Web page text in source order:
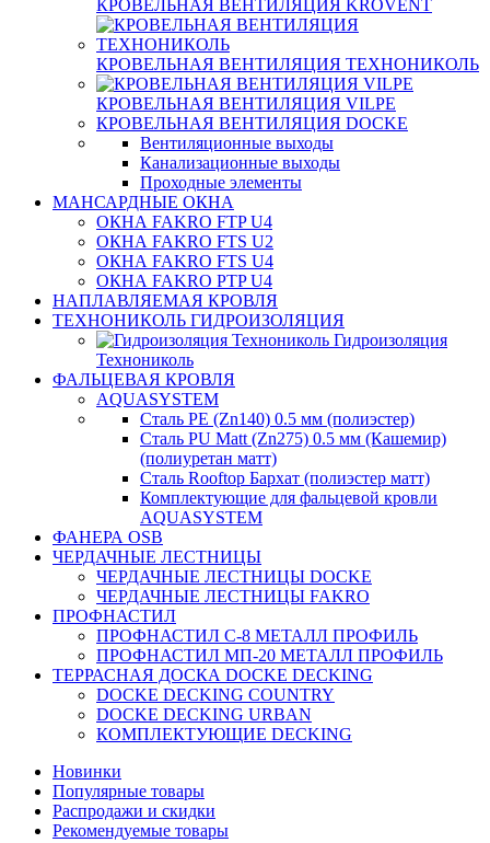
КРОВЕЛЬНАЯ ВЕНТИЛЯЦИЯ KROVENT
КРОВЕЛЬНАЯ ВЕНТИЛЯЦИЯ ТЕХНОНИКОЛЬ
КРОВЕЛЬНАЯ ВЕНТИЛЯЦИЯ VILPE
КРОВЕЛЬНАЯ ВЕНТИЛЯЦИЯ DOCKE
Вентиляционные выходы
Канализационные выходы
Проходные элементы
МАНСАРДНЫЕ ОКНА
ОКНА FAKRO FTP U4
ОКНА FAKRO FTS U2
ОКНА FAKRO FTS U4
ОКНА FAKRO PTP U4
НАПЛАВЛЯЕМАЯ КРОВЛЯ
ТЕХНОНИКОЛЬ ГИДРОИЗОЛЯЦИЯ
Гидроизоляция
Технониколь
ФАЛЬЦЕВАЯ КРОВЛЯ
AQUASYSTEM
Сталь PE (Zn140) 0.5 мм (полиэстер)
Сталь PU Matt (Zn275) 0.5 мм (Кашемир)
(полиуретан матт)
Сталь Rooftop Бархат (полиэстер матт)
Комплектующие для фальцевой кровли
AQUASYSTEM
ФАНЕРА OSB
ЧЕРДАЧНЫЕ ЛЕСТНИЦЫ
ЧЕРДАЧНЫЕ ЛЕСТНИЦЫ DOCKE
ЧЕРДАЧНЫЕ ЛЕСТНИЦЫ FAKRO
ПРОФНАСТИЛ
ПРОФНАСТИЛ C-8 МЕТАЛЛ ПРОФИЛЬ
ПРОФНАСТИЛ МП-20 МЕТАЛЛ ПРОФИЛЬ
ТЕРРАСНАЯ ДОСКА DOCKE DECKING
DOCKE DECKING COUNTRY
DOCKE DECKING URBAN
КОМПЛЕКТУЮЩИЕ DECKING
Новинки
Популярные товары
Распродажи и скидки
Рекомендуемые товары